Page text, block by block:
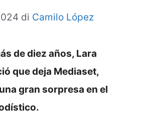
di Camilo López
de diez años, Lara
que deja Mediaset,
gran sorpresa en el